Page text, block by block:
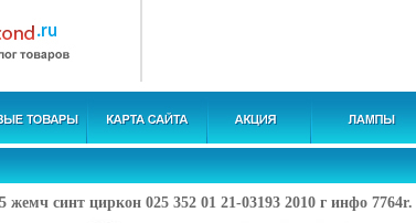
жемч синт циркон 025 352 01 21-03193 2010 г инфо 7764r.